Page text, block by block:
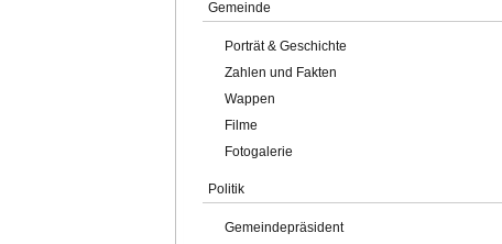
Gemeinde
Porträt & Geschichte
Zahlen und Fakten
Wappen
Filme
Fotogalerie
Politik
Gemeindepräsident